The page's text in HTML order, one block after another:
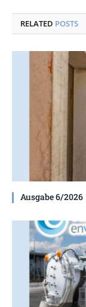
RELATED POSTS
Ausgabe 6/2026